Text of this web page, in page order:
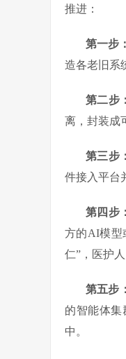
推进：
第一步
造各老旧系
第二步
离，封装成
第三步
件接入平台
第四步
方的AI模型
仁”，医护
第五步
的智能体集
中。